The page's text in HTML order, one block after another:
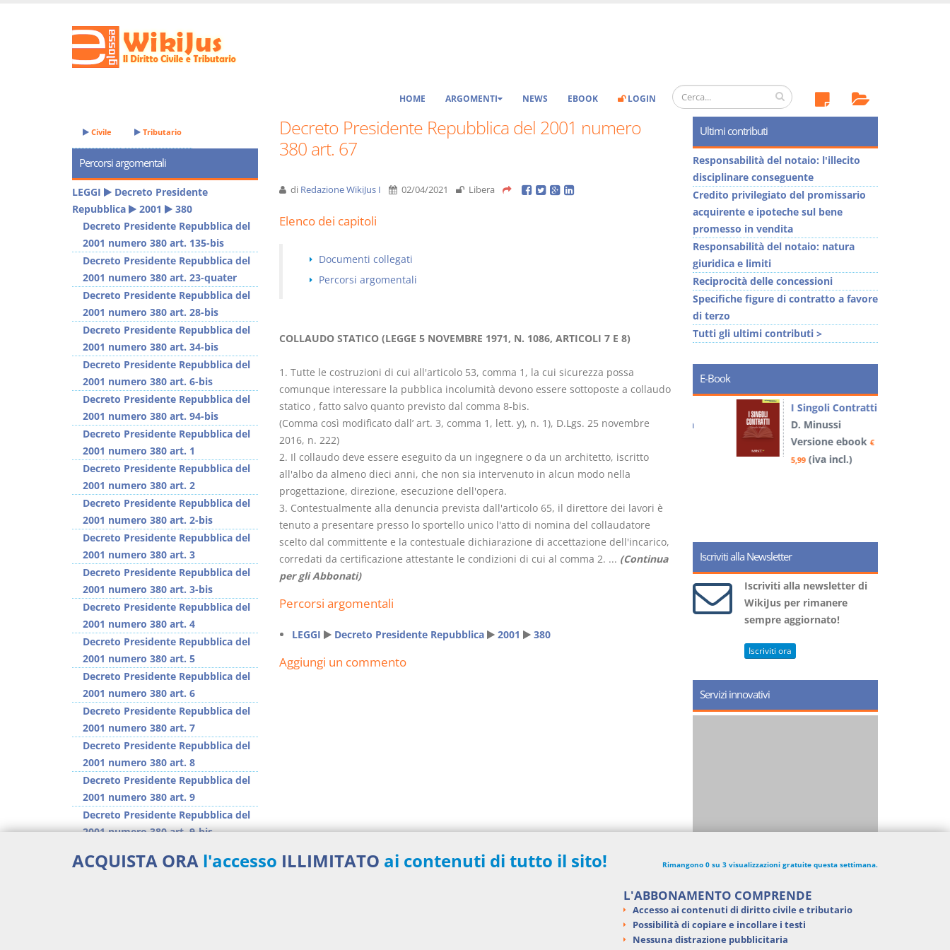
HOME ARGOMENTI NEWS EBOOK LOGIN
Decreto Presidente Repubblica del 2001 numero
380 art. 67
di Redazione WikiJus I 02/04/2021 Libera
Elenco dei capitoli
Documenti collegati
Percorsi argomentali
COLLAUDO STATICO (LEGGE 5 NOVEMBRE 1971, N. 1086, ARTICOLI 7 E 8)
1. Tutte le costruzioni di cui all'articolo 53, comma 1, la cui sicurezza possa
comunque interessare la pubblica incolumità devono essere sottoposte a collaudo
statico , fatto salvo quanto previsto dal comma 8-bis.
(Comma così modificato dall’ art. 3, comma 1, lett. y), n. 1), D.Lgs. 25 novembre
2016, n. 222)
2. Il collaudo deve essere eseguito da un ingegnere o da un architetto, iscritto
all'albo da almeno dieci anni, che non sia intervenuto in alcun modo nella
progettazione, direzione, esecuzione dell'opera.
3. Contestualmente alla denuncia prevista dall'articolo 65, il direttore dei lavori è
tenuto a presentare presso lo sportello unico l'atto di nomina del collaudatore
scelto dal committente e la contestuale dichiarazione di accettazione dell'incarico,
corredati da certificazione attestante le condizioni di cui al comma 2. ... (Continua
per gli Abbonati)
Percorsi argomentali
LEGGI Decreto Presidente Repubblica 2001 380
Aggiungi un commento
Civile Tributario
Percorsi argomentali
LEGGI
Decreto Presidente
Repubblica
2001
380
Decreto Presidente Repubblica del
2001 numero 380 art. 135-bis
Decreto Presidente Repubblica del
2001 numero 380 art. 23-quater
Decreto Presidente Repubblica del
2001 numero 380 art. 28-bis
Decreto Presidente Repubblica del
2001 numero 380 art. 34-bis
Decreto Presidente Repubblica del
2001 numero 380 art. 6-bis
Decreto Presidente Repubblica del
2001 numero 380 art. 94-bis
Decreto Presidente Repubblica del
2001 numero 380 art. 1
Decreto Presidente Repubblica del
2001 numero 380 art. 2
Decreto Presidente Repubblica del
2001 numero 380 art. 2-bis
Decreto Presidente Repubblica del
2001 numero 380 art. 3
Decreto Presidente Repubblica del
2001 numero 380 art. 3-bis
Decreto Presidente Repubblica del
2001 numero 380 art. 4
Decreto Presidente Repubblica del
2001 numero 380 art. 5
Decreto Presidente Repubblica del
2001 numero 380 art. 6
Decreto Presidente Repubblica del
2001 numero 380 art. 7
Decreto Presidente Repubblica del
2001 numero 380 art. 8
Decreto Presidente Repubblica del
2001 numero 380 art. 9
Decreto Presidente Repubblica del
2001 numero 380 art. 9-bis
2001 numero 380 art. 10
Ultimi contributi
Responsabilità del notaio: l'illecito
disciplinare conseguente
Credito privilegiato del promissario
acquirente e ipoteche sul bene
promesso in vendita
Responsabilità del notaio: natura
giuridica e limiti
Reciprocità delle concessioni
Specifiche figure di contratto a favore
di terzo
Tutti gli ultimi contributi >
E-Book
I Vincoli Preliminari
Versione ebook€
Usufrutto Uso e
Abitazione
D. Minussi
Versione ebook€
(iva incl.)
Prescrizione e
decadenza
Versione ebook€
4,19 (iva incl.)
relazione giuridica
Versione ebook
5,99 (iva incl.)
I Singoli Contratti
D. Minussi
Versione ebook€
5,99 (iva incl.)
Iscriviti alla Newsletter
Iscriviti alla newsletter di
WikiJus per rimanere
sempre aggiornato!
Iscriviti ora
Servizi innovativi
ACQUISTA ORA l'accesso ILLIMITATO ai contenuti di tutto il sito! Rimangono 0 su 3 visualizzazioni gratuite questa settimana.
L'ABBONAMENTO COMPRENDE
Accesso ai contenuti di diritto civile e tributario
Possibilità di copiare e incollare i testi
Nessuna distrazione pubblicitaria